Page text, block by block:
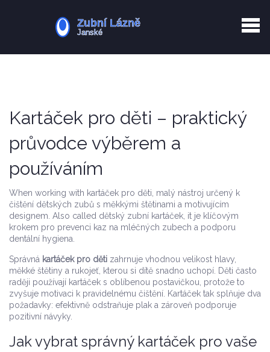
Zotavení po extrakci
Kartáček pro děti – praktický
průvodce výběrem a
používáním
When working with kartáček pro děti malý nástroj určený k
čištění dětských zubů s měkkými štětinami a motivujícím
designem . Also called dětský zubní kartáček , it je klíčovým
krokem pro prevenci kaz na mléčných zubech a podporu
dentální hygiena
Správná kartáček pro děti zahrnuje vhodnou velikost hlavy,
měkké štětiny a rukojeť, kterou si dítě snadno uchopí. Děti často
raději používají kartáček s oblíbenou postavičkou, protože to
zvyšuje motivaci k pravidelnému čištění. Kartáček tak splňuje dva
požadavky: efektivně odstraňuje plak a zároveň podporuje
pozitivní návyky.
Jak vybrat správný kartáček pro vaše